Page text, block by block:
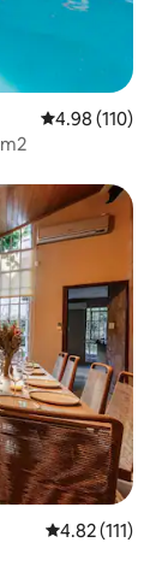
5 पैकी 4.98
4.98 (110)
5 पैकी 4.82
4.82 (111)